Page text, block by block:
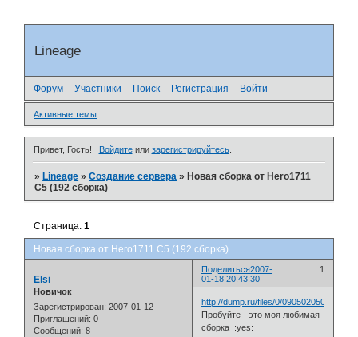
Lineage
Форум Участники Поиск Регистрация Войти
Активные темы
Привет, Гость! Войдитеили зарегистрируйтесь.
»Lineage »Создание сервера »Новая сборка от Hero1711
С5 (192 сборка)
Новая сборка от Hero1711 С5 (192 сборка)
Страница:1
Поделиться 1
2007-
01-18 20:43:30
Elsi
Новичок
Зарегистрирован: 2007-01-12
Приглашений: 0
Сообщений: 8
http://dump.ru/files/0/0905020501/
Пробуйте - это моя любимая
сборка :yes: